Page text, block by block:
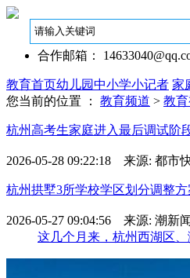
合作邮箱：
教育首页幼儿园中小学小记者 家
您当前的位置 ： 教育频道 > 教
杭州高考生家庭进入最后调试阶
2026-05-28 09:22:18 来源: 都市
杭州拱墅3所学校学区划分调整
2026-05-27 09:04:56 来源: 潮新闻
这几个月来，杭州西湖区